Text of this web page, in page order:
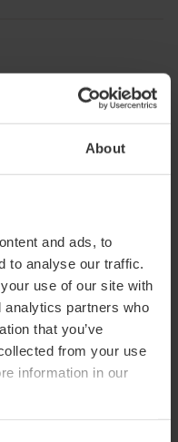
About
and ads, to
to analyse our traffic.
use of our site with
analytics partners who
that you’ve
from your use
information in our
exclusiva de
de sol y playa? No
GUÍA ÚNICA para